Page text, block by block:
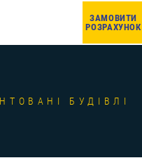
ЗАМОВИТИ
РОЗРАХУНОК
БУДІВЛІ